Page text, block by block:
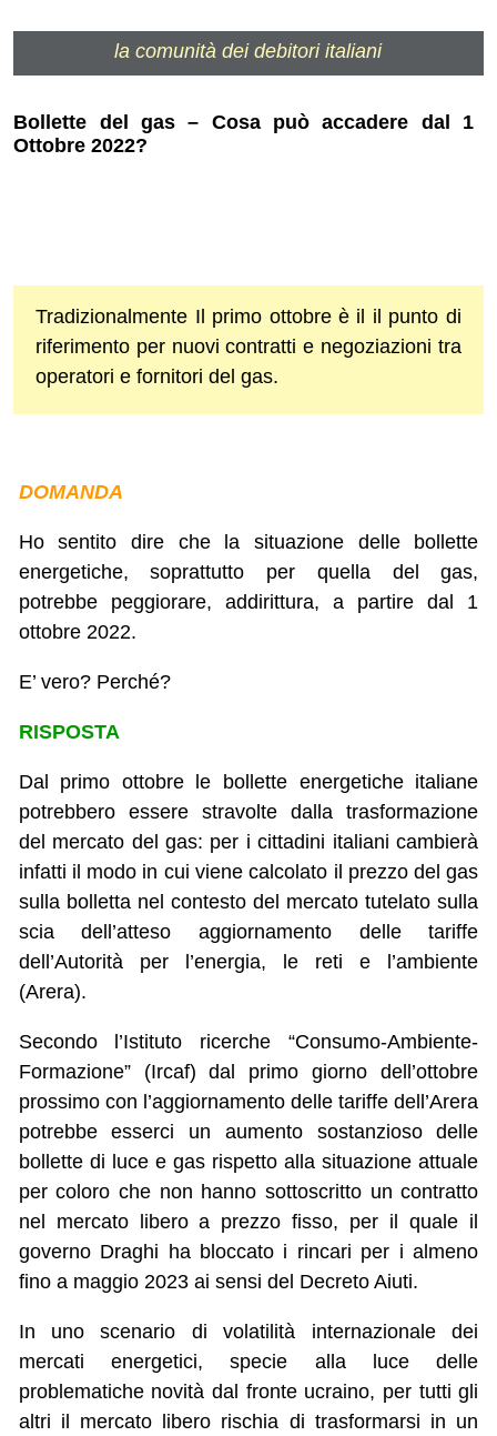
la comunità dei debitori italiani
Bollette del gas – Cosa può accadere dal 1
Ottobre 2022?
Tradizionalmente Il primo ottobre è il il punto di
riferimento per nuovi contratti e negoziazioni tra
operatori e fornitori del gas.
DOMANDA
Ho sentito dire che la situazione delle bollette
energetiche, soprattutto per quella del gas,
potrebbe peggiorare, addirittura, a partire dal 1
ottobre 2022.
E’ vero? Perché?
RISPOSTA
Dal primo ottobre le bollette energetiche italiane
potrebbero essere stravolte dalla trasformazione
del mercato del gas: per i cittadini italiani cambierà
infatti il modo in cui viene calcolato il prezzo del gas
sulla bolletta nel contesto del mercato tutelato sulla
scia dell’atteso aggiornamento delle tariffe
dell’Autorità per l’energia, le reti e l’ambiente
(Arera).
Secondo l’Istituto ricerche “Consumo-Ambiente-
Formazione” (Ircaf) dal primo giorno dell’ottobre
prossimo con l’aggiornamento delle tariffe dell’Arera
potrebbe esserci un aumento sostanzioso delle
bollette di luce e gas rispetto alla situazione attuale
per coloro che non hanno sottoscritto un contratto
nel mercato libero a prezzo fisso, per il quale il
governo Draghi ha bloccato i rincari per i almeno
fino a maggio 2023 ai sensi del Decreto Aiuti.
In uno scenario di volatilità internazionale dei
mercati energetici, specie alla luce delle
problematiche novità dal fronte ucraino, per tutti gli
altri il mercato libero rischia di trasformarsi in un